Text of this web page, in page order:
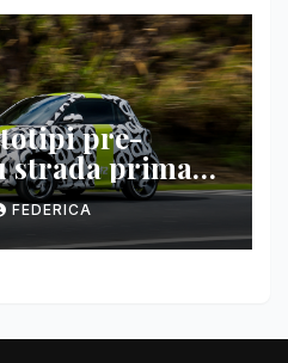
pre-
strada prima
show 2026
FEDERICA